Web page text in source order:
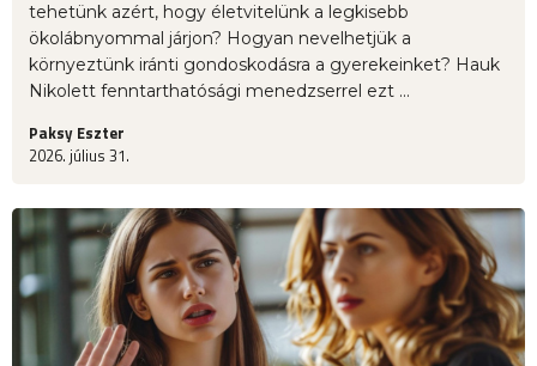
tehetünk azért, hogy életvitelünk a legkisebb
ökolábnyommal járjon? Hogyan nevelhetjük a
környeztünk iránti gondoskodásra a gyerekeinket? Hauk
Nikolett fenntarthatósági menedzserrel ezt ...
Paksy Eszter
2026. július 31.